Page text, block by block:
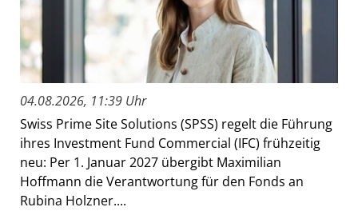
04.08.2026, 11:39 Uhr
Swiss Prime Site Solutions (SPSS) regelt die Führung
ihres Investment Fund Commercial (IFC) frühzeitig
neu: Per 1. Januar 2027 übergibt Maximilian
Hoffmann die Verantwortung für den Fonds an
Rubina Holzner....